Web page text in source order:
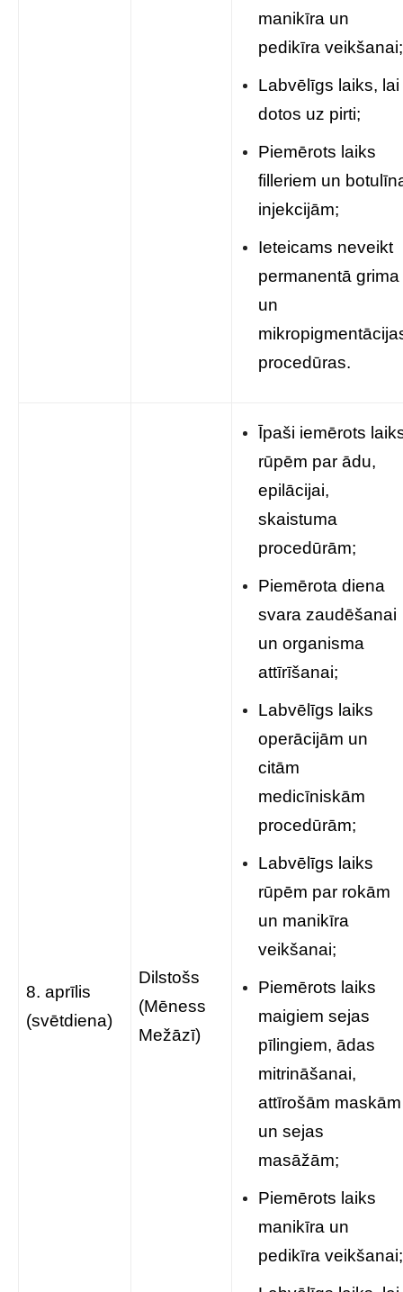
manikīra un
pedikīra veikšanai;
Labvēlīgs laiks, lai
dotos uz pirti;
Piemērots laiks
filleriem un
injekcijām;
Ieteicams neveikt
permanentā grima
un
procedūras.
8. aprīlis
(svētdiena)
Dilstošs
(Mēness
Mežāzī)
Īpaši iemērots
rūpēm par ādu,
epilācijai,
skaistuma
procedūrām;
Piemērota diena
svara zaudēšanai
un organisma
attīrīšanai;
Labvēlīgs laiks
operācijām un
citām
medicīniskām
procedūrām;
Labvēlīgs laiks
rūpēm par rokām
un manikīra
veikšanai;
Piemērots laiks
maigiem sejas
pīlingiem, ādas
mitrināšanai,
attīrošām maskām
un sejas
masāžām;
Piemērots laiks
manikīra un
pedikīra veikšanai;